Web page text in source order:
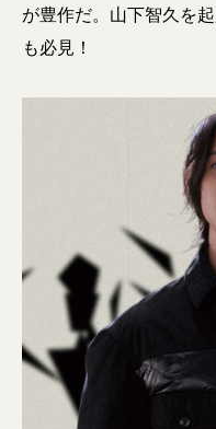
が豊作だ。山下智久を
も必見！